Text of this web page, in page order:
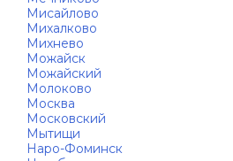
Мисайлово
Михалково
Михнево
Можайск
Можайский
Молоково
Москва
Московский
Мытищи
Наро-Фоминск